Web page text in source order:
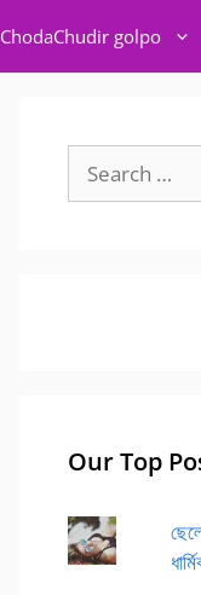
ChodaChudir golpo
for:
Our Top